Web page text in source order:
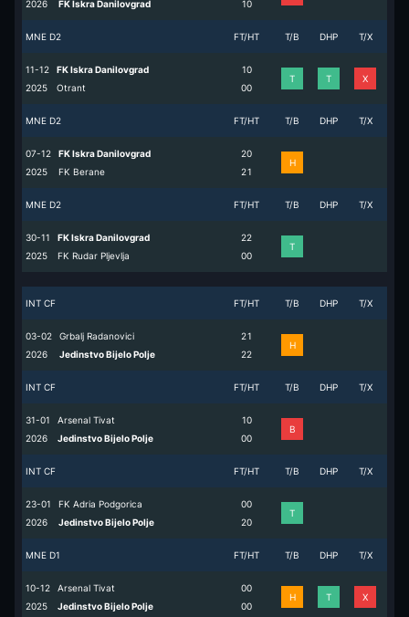
2026 FK Iskra Danilovgrad 10
MNE D2 FT/HT T/B DHP T/X
11-12
2025
FK Iskra Danilovgrad
Otrant
1
0
0
0
T T X
MNE D2 FT/HT T/B DHP T/X
07-12
2025
FK Iskra Danilovgrad
FK Berane
2
2
0
1
H
MNE D2 FT/HT T/B DHP T/X
30-11
2025
FK Iskra Danilovgrad
FK Rudar Pljevlja
2
0
2
0
T
INT CF FT/HT T/B DHP T/X
03-02
2026
Grbalj Radanovici
Jedinstvo Bijelo Polje
2
2
1
2
H
INT CF FT/HT T/B DHP T/X
31-01
2026
Arsenal Tivat
Jedinstvo Bijelo Polje
1
0
0
0
B
INT CF FT/HT T/B DHP T/X
23-01
2026
FK Adria Podgorica
Jedinstvo Bijelo Polje
0
2
0
0
T
MNE D1 FT/HT T/B DHP T/X
10-12
2025
Arsenal Tivat
Jedinstvo Bijelo Polje
0
0
0
0
H T X